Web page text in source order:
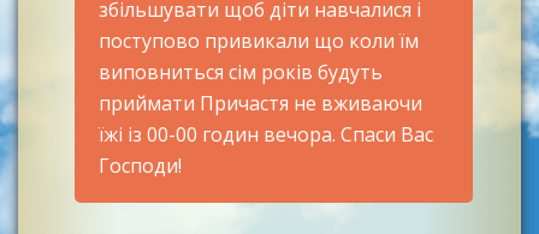
збільшувати щоб діти навчалися і
поступово привикали що коли їм
виповниться сім років будуть
приймати Причастя не вживаючи
їжі із 00-00 годин вечора. Спаси Вас
Господи!